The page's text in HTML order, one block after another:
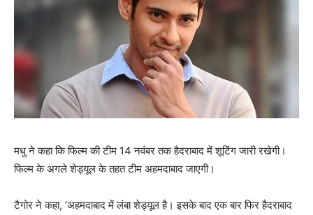
मधु ने कहा कि फिल्म की टीम 14 नवंबर तक हैदराबाद में शूटिंग जारी रखेगी।
फिल्म के अगले शेड्यूल के तहत टीम अहमदाबाद जाएगी।
टैगोर ने कहा, ‘अहमदाबाद में लंबा शेड्यूल है। इसके बाद एक बार फिर हैदराबाद